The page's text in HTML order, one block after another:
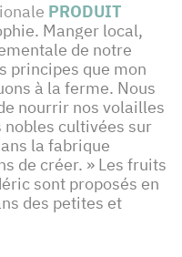
PRODUIT
Manger local,
de notre
principes que mon
à la ferme. Nous
nourrir nos volailles
cultivées sur
la fabrique
de créer. » Les fruits
sont proposés en
des petites et